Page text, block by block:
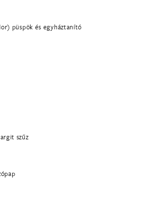
püspök és egyháztanító
szűz